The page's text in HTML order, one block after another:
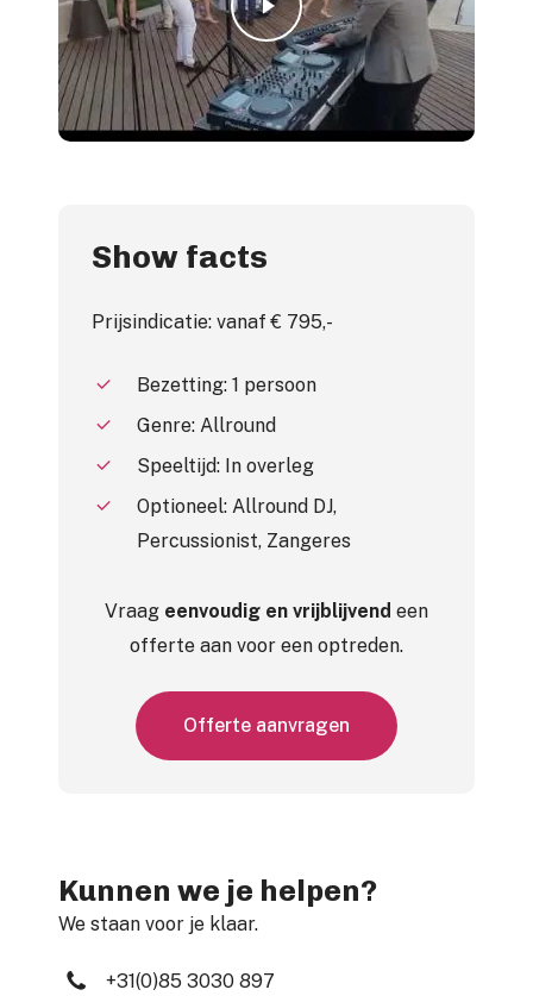
Show facts
Prijsindicatie: vanaf € 795,-
Bezetting: 1 persoon
Genre: Allround
Speeltijd: In overleg
Optioneel: Allround DJ,
Percussionist, Zangeres
Vraag eenvoudig en vrijblijvend een
offerte aan voor een optreden.
Offerte aanvragen
Kunnen we je helpen?
We staan voor je klaar.
+31(0)85 3030 897